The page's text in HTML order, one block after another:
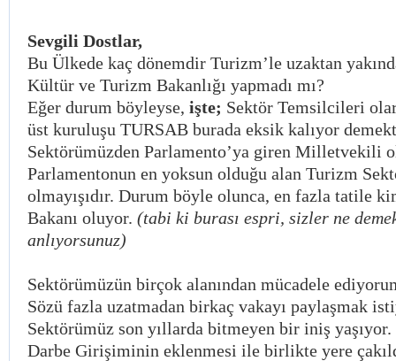
Sevgili Dostlar,
Bu Ülkede kaç dönemdir Turizm’le uzaktan
Kültür ve Turizm Bakanlığı yapmadı mı?
Eğer durum böyleyse, işte; Sektör Temsilcileri
üst kuruluşu TURSAB burada eksik kalıyor
Sektörümüzden Parlamento’ya giren Milletvekili
Parlamentonun en yoksun olduğu alan Turizm
olmayışıdır. Durum böyle olunca, en fazla tatile
Bakanı oluyor. (tabi ki burası espri, sizler ne
anlıyorsunuz)
Sektörümüzün birçok alanından mücadele
Sözü fazla uzatmadan birkaç vakayı paylaşmak
Sektörümüz son yıllarda bitmeyen bir iniş
Darbe Girişiminin eklenmesi ile birlikte yere